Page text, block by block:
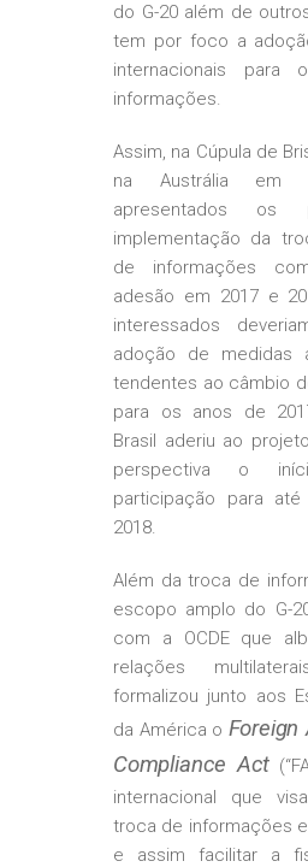
do G-20 além de
tem por foco a
internacionais para
informações.
Assim, na Cúpula de
na Austrália em
apresentados os
implementação da
de informações
adesão em 2017 e
interessados
adoção de medidas
tendentes ao câmbio
para os anos de
Brasil aderiu ao
perspectiva o
participação para
2018.
Além da troca de
escopo amplo do G-
com a OCDE que
relações
formalizou junto aos
da América o Foreign
Compliance Act
internacional que
troca de informações
e assim facilitar a